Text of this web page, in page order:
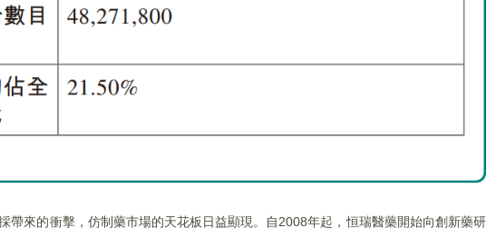
來的衝擊，仿制藥市場的天花板日益顯現。自2008年起，恒瑞醫藥開始向創新藥研